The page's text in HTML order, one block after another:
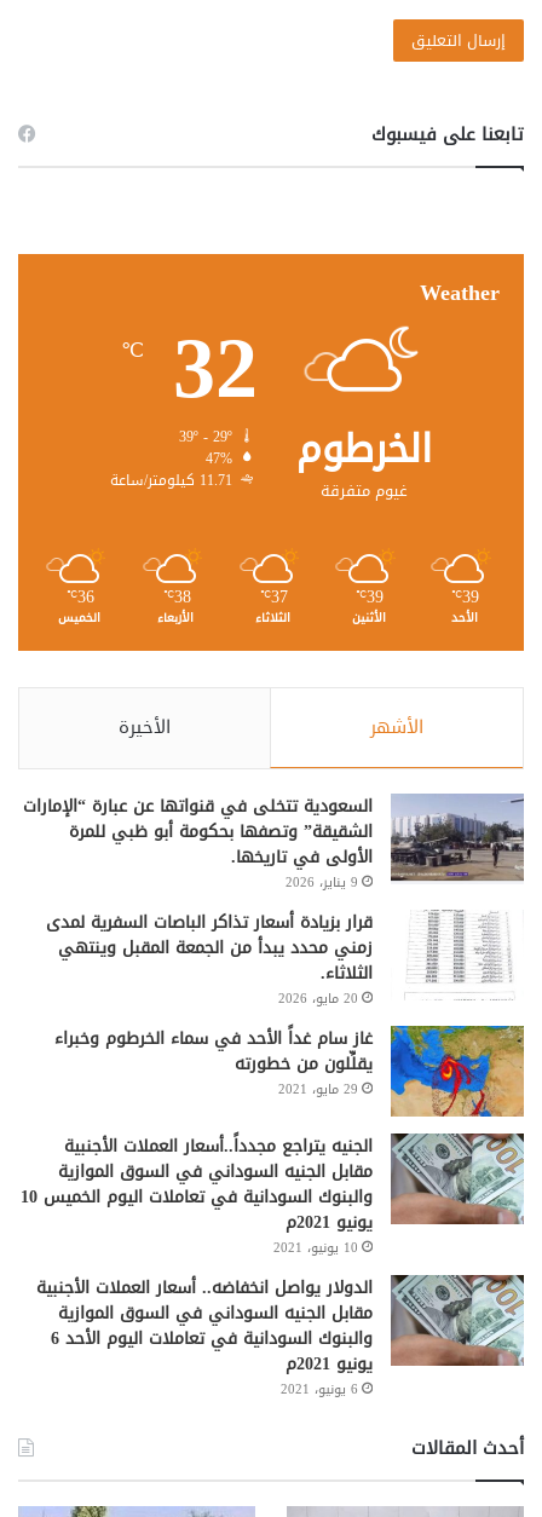
تابعنا على فيسبوك
Weather
الخرطوم
غيوم متفرقة
32
℃
47%
11.71 كيلومتر/ساعة
39
℃
الأحد
39
℃
الأثنين
37
℃
الثلاثاء
38
℃
الأربعاء
36
℃
الخميس
الأشهر الأخيرة
السعودية تتخلى في قنواتها عن عبارة “الإمارات
الشقيقة” وتصفها بحكومة أبو ظبي للمرة
الأولى في تاريخها.
9 يناير، 2026
قرار بزيادة أسعار تذاكر الباصات السفرية لمدى
زمني محدد يبدأ من الجمعة المقبل وينتهي
الثلاثاء.
20 مايو، 2026
غاز سام غداً الأحد في سماء الخرطوم وخبراء
يقلِّلون من خطورته
29 مايو، 2021
الجنيه يتراجع مجدداً..أسعار العملات الأجنبية
مقابل الجنيه السوداني في السوق الموازية
والبنوك السودانية في تعاملات اليوم الخميس 10
يونيو 2021م
10 يونيو، 2021
الدولار يواصل انخفاضه.. أسعار العملات الأجنبية
مقابل الجنيه السوداني في السوق الموازية
والبنوك السودانية في تعاملات اليوم الأحد 6
يونيو 2021م
6 يونيو، 2021
أحدث المقالات